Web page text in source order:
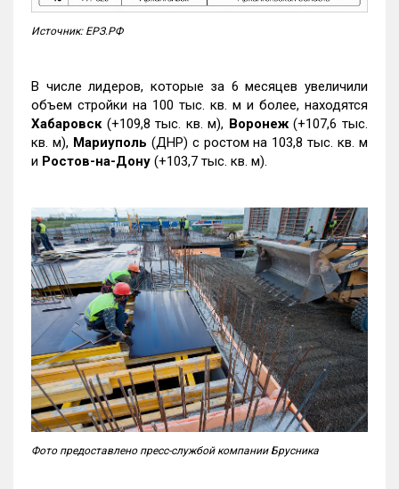
Источник: ЕРЗ.РФ
В числе лидеров, которые за 6 месяцев увеличили
объем стройки на 100 тыс. кв. м и более, находятся
Хабаровск (+109,8 тыс. кв. м), Воронеж(+107,6 тыс.
кв. м), Мариуполь (ДНР) с ростом на 103,8 тыс. кв. м
и Ростов-на-Дону (+103,7 тыс. кв. м).
Фото предоставлено пресс-службой компании Брусника